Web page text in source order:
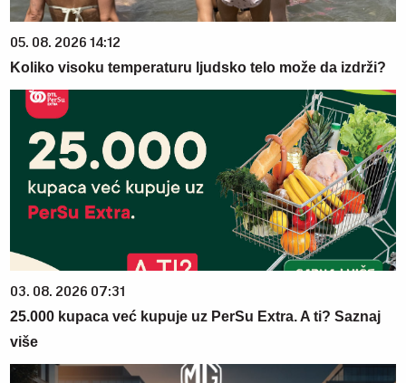
05. 08. 2026 14:12
Koliko visoku temperaturu ljudsko telo može da izdrži?
03. 08. 2026 07:31
25.000 kupaca već kupuje uz PerSu Extra. A ti? Saznaj
više